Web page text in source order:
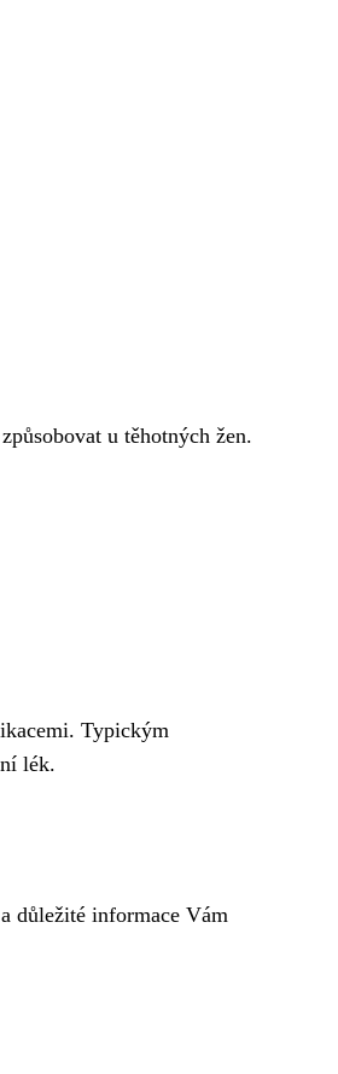
u těhotných žen.
Typickým
lék.
důležité informace Vám